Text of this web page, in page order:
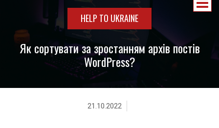
HELP TO UKRAINE
Як сортувати за зростанням архів постів
WordPress?
21.10.2022